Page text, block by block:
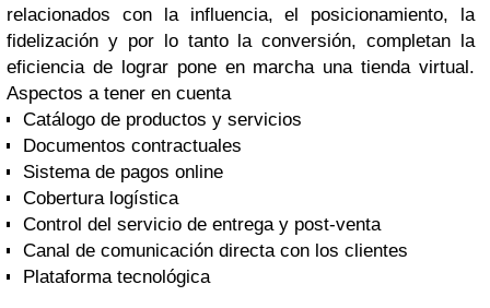
relacionados con la influencia, el posicionamiento, la
fidelización y por lo tanto la conversión, completan la
eficiencia de lograr pone en marcha una tienda virtual.
Aspectos a tener en cuenta
Catálogo de productos y servicios
Documentos contractuales
Sistema de pagos online
Cobertura logística
Control del servicio de entrega y post-venta
Canal de comunicación directa con los clientes
Plataforma tecnológica